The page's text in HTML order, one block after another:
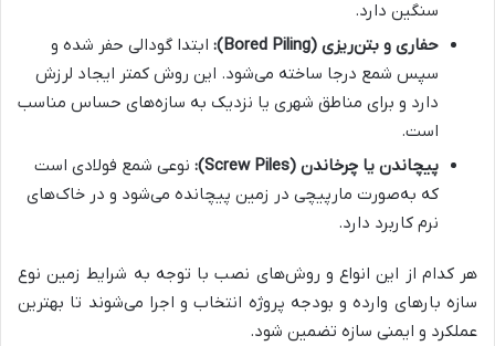
سنگین دارد.
حفاری و بتن‌ریزی (Bored Piling
): ابتدا گودالی حفر شده و
سپس شمع درجا ساخته می‌شود. این روش کمتر ایجاد لرزش
دارد و برای مناطق شهری یا نزدیک به سازه‌های حساس مناسب
است.
پیچاندن یا چرخاندن (Screw Piles
): نوعی شمع فولادی است
که به‌صورت مارپیچی در زمین پیچانده می‌شود و در خاک‌های
نرم کاربرد دارد.
هر کدام از این انواع و روش‌های نصب با توجه به شرایط زمین نوع
سازه بارهای وارده و بودجه پروژه انتخاب و اجرا می‌شوند تا بهترین
عملکرد و ایمنی سازه تضمین شود.